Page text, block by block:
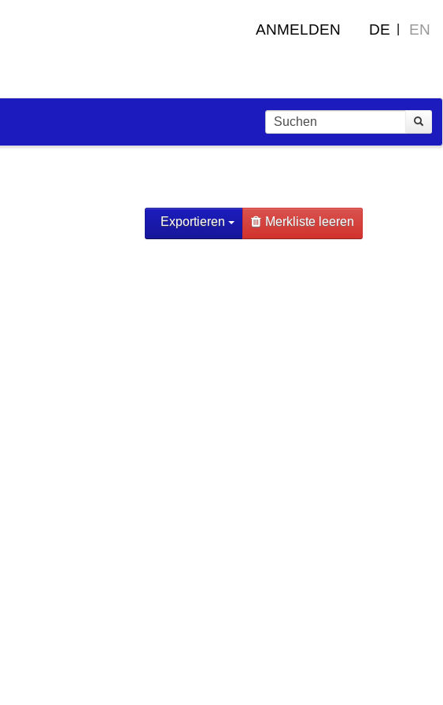
ANMELDEN DE EN
Exportieren Merkliste leeren